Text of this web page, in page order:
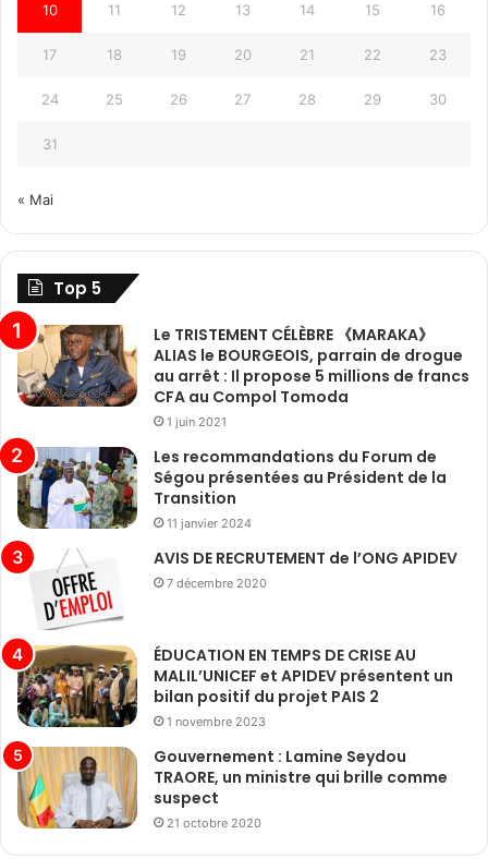
10 11 12 13 14 15 16
17 18 19 20 21 22 23
24 25 26 27 28 29 30
31
« Mai
Top 5
Le TRISTEMENT CÉLÈBRE 《MARAKA》
ALIAS le BOURGEOIS, parrain de drogue
au arrêt : Il propose 5 millions de francs
CFA au Compol Tomoda
1 juin 2021
Les recommandations du Forum de
Ségou présentées au Président de la
Transition
11 janvier 2024
AVIS DE RECRUTEMENT de l’ONG APIDEV
7 décembre 2020
ÉDUCATION EN TEMPS DE CRISE AU
MALIL’UNICEF et APIDEV présentent un
bilan positif du projet PAIS 2
1 novembre 2023
Gouvernement : Lamine Seydou
TRAORE, un ministre qui brille comme
suspect
21 octobre 2020